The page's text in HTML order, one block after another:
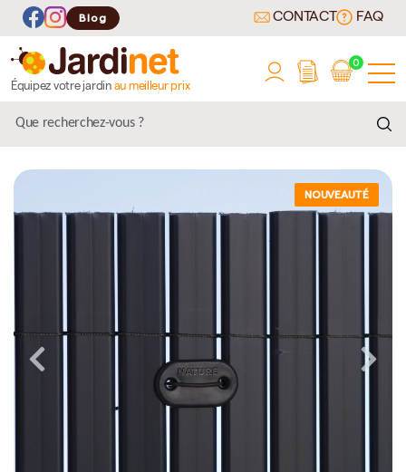
Blog CONTACT FAQ
Équipez votre jardin au meilleur prix
0
NOUVEAUTÉ